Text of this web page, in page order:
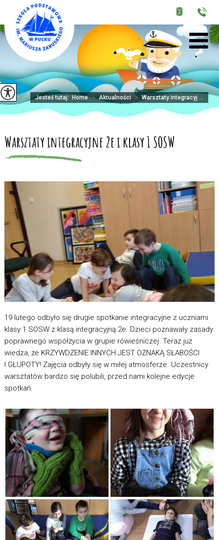
Jesteś tutaj: Home > Aktualności > Warsztaty integracyj ...
Warsztaty integracyjne 2e i klasy 1 SOSW
19 lutego odbyło się drugie spotkanie integracyjne z uczniami
klasy 1 SOSW z klasą integracyjną 2e. Dzieci poznawały zasady
poprawnego współżycia w grupie rówieśniczej. Teraz już
wiedza, że KRZYWDZENIE INNYCH JEST OZNAKĄ SŁABOŚCI
I GŁUPOTY! Zajęcia odbyły się w miłej atmosferze. Uczestnicy
warsztatów bardzo się polubili, przed nami kolejne edycje
spotkań.